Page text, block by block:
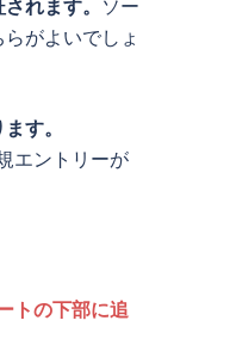
れます。 ソー
がよいでしょ
す。
エントリーが
トの下部に追